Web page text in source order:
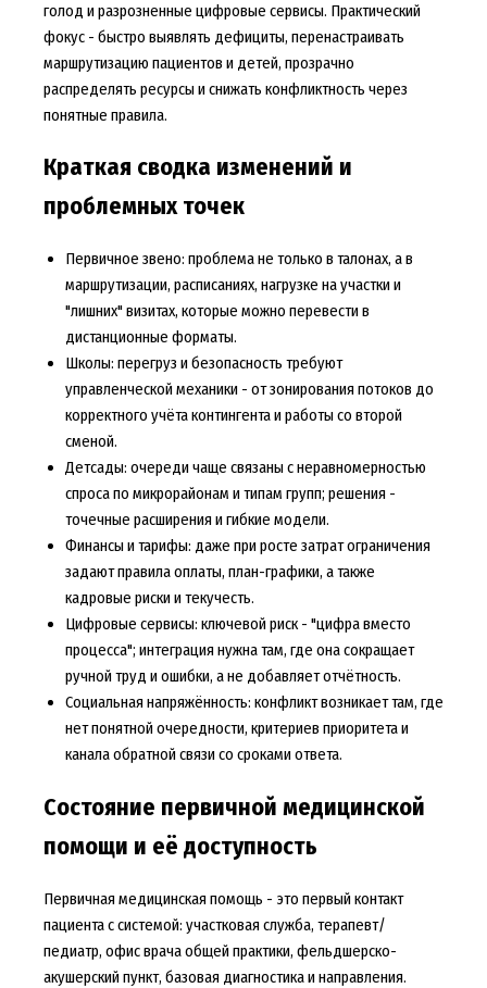
голод и разрозненные цифровые сервисы. Практический
фокус - быстро выявлять дефициты, перенастраивать
маршрутизацию пациентов и детей, прозрачно
распределять ресурсы и снижать конфликтность через
понятные правила.
Краткая сводка изменений и
проблемных точек
Первичное звено: проблема не только в талонах, а в
маршрутизации, расписаниях, нагрузке на участки и
"лишних" визитах, которые можно перевести в
дистанционные форматы.
Школы: перегруз и безопасность требуют
управленческой механики - от зонирования потоков до
корректного учёта контингента и работы со второй
сменой.
Детсады: очереди чаще связаны с неравномерностью
спроса по микрорайонам и типам групп; решения -
точечные расширения и гибкие модели.
Финансы и тарифы: даже при росте затрат ограничения
задают правила оплаты, план-графики, а также
кадровые риски и текучесть.
Цифровые сервисы: ключевой риск - "цифра вместо
процесса"; интеграция нужна там, где она сокращает
ручной труд и ошибки, а не добавляет отчётность.
Социальная напряжённость: конфликт возникает там, где
нет понятной очередности, критериев приоритета и
канала обратной связи со сроками ответа.
Состояние первичной медицинской
помощи и её доступность
Первичная медицинская помощь - это первый контакт
пациента с системой: участковая служба, терапевт/
педиатр, офис врача общей практики, фельдшерско-
акушерский пункт, базовая диагностика и направления.